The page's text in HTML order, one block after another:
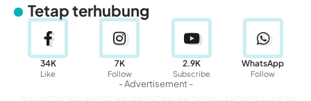
Tetap terhubung
34K
Like
7K
Follow
2.9K
Subscribe
WhatsApp
Follow
- Advertisement -